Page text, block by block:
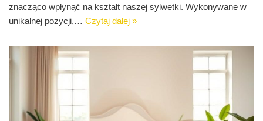
znacząco wpłynąć na kształt naszej sylwetki. Wykonywane w
unikalnej pozycji,… Czytaj dalej »